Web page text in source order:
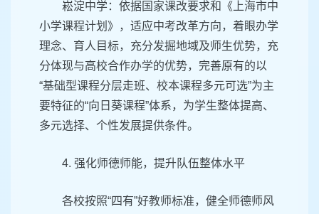
崧淀中学：依据国家课改要求和《上海市中
小学课程计划》，适应中考改革方向，着眼办学
理念、育人目标，充分发掘地域及师生优势，充
分体现与高校合作办学的优势，完善原有的以
“基础型课程分层走班、校本课程多元可选”为主
要特征的“向日葵课程”体系，为学生整体提高、
多元选择、个性发展提供条件。
4. 强化师德师能，提升队伍整体水平
各校按照“四有”好教师标准，健全师德师风